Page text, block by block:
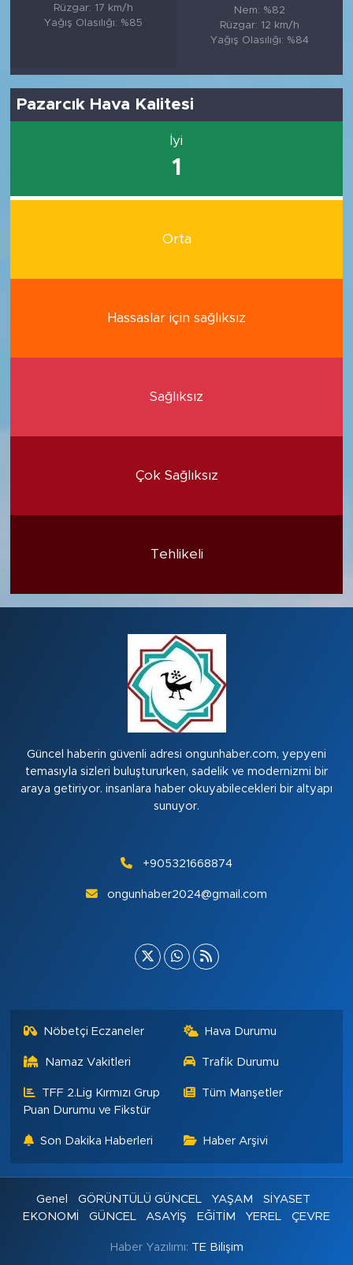
Rüzgar: 17 km/h
Yağış Olasılığı: %85
Nem: %82
Rüzgar: 12 km/h
Yağış Olasılığı: %84
Pazarcık Hava Kalitesi
İyi
1
Orta
Hassaslar için sağlıksız
Sağlıksız
Çok Sağlıksız
Tehlikeli
Güncel haberin güvenli adresi ongunhaber.com, yepyeni
temasıyla sizleri buluştururken, sadelik ve modernizmi bir
araya getiriyor. insanlara haber okuyabilecekleri bir altyapı
sunuyor.
+905321668874
ongunhaber2024@gmail.com
Nöbetçi Eczaneler Hava Durumu
Namaz Vakitleri Trafik Durumu
TFF 2.Lig Kırmızı Grup
Puan Durumu ve Fikstür
Tüm Manşetler
Son Dakika Haberleri Haber Arşivi
Genel GÖRÜNTÜLÜ GÜNCEL YAŞAM
SİYASET
EKONOMİ
GÜNCEL ASAYİŞ EĞİTİM YEREL ÇEVRE
Haber Yazılımı: TE Bilişim